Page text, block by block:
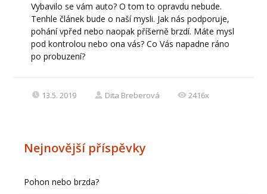
Vybavilo se vám auto? O tom to opravdu nebude.
Tenhle článek bude o naší mysli. Jak nás podporuje,
pohání vpřed nebo naopak příšerně brzdí. Máte mysl
pod kontrolou nebo ona vás? Co Vás napadne ráno
po probuzení?
13.5. 2019 Dita Breberová 2416x
Nejnovější příspěvky
Pohon nebo brzda?